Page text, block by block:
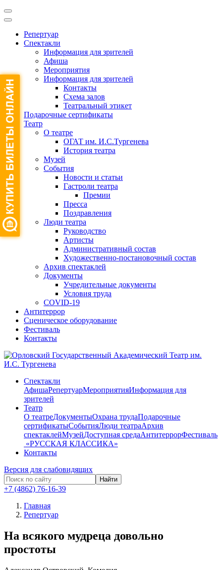
Репертуар
Спектакли
Информация для зрителей
Афиша
Мероприятия
Информация для зрителей
Контакты
Схема залов
Театральный этикет
Подарочные сертификаты
Театр
О театре
ОГАТ им. И.С.Тургенева
История театра
Музей
События
Новости и статьи
Гастроли театра
Премии
Пресса
Поздравления
Люди театра
Руководство
Артисты
Административный состав
Художественно-постановочный состав
Архив спектаклей
Документы
Учредительные документы
Условия труда
COVID-19
Антитеррор
Сценическое оборудование
Фестиваль
Контакты
Спектакли
АфишаРепертуарМероприятияИнформация для
зрителей
Театр
О театреДокументыОхрана трудаПодарочные
сертификатыСобытияЛюди театраАрхив
спектаклейМузейДоступная средаАнтитеррорФестиваль
​ «РУССКАЯ КЛАССИКА»
Контакты
Версия для слабовидящих
Найти
+7 (4862) 76-16-39
Главная
Репертуар
На всякого мудреца довольно
простоты